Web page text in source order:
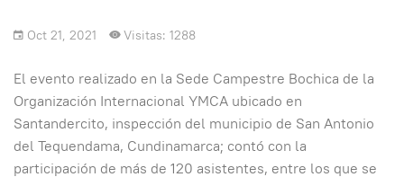
Oct 21, 2021 Visitas: 1288
El evento realizado en la Sede Campestre Bochica de la
Organización Internacional YMCA ubicado en
Santandercito, inspección del municipio de San Antonio
del Tequendama, Cundinamarca; contó con la
participación de más de 120 asistentes, entre los que se